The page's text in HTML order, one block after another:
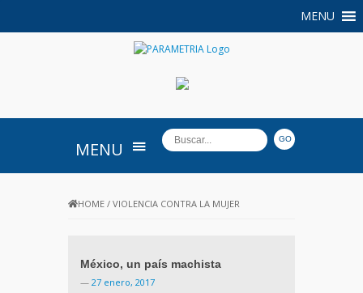
MENU
PARAMETRIA
MENU
HOME /VIOLENCIA CONTRA LA MUJER
México, un país machista
— 27 enero, 2017